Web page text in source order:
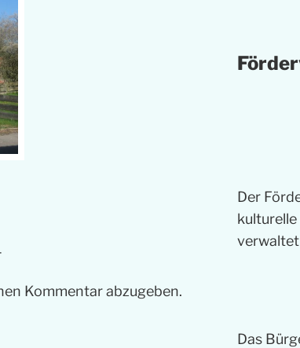
Kommentar abzugeben.
Der
Das